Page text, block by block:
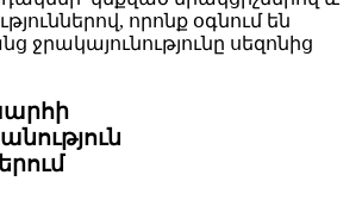
որոնք օգնում են
ջրակայունությունը սեզոնից